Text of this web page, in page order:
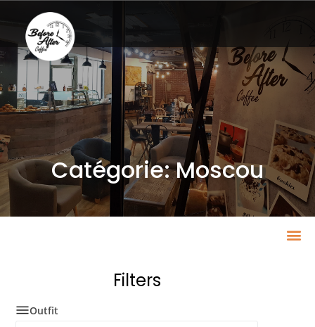
Catégorie: Moscou
Filters
Outfit